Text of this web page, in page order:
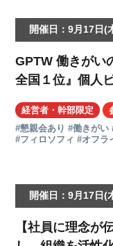
開催日：9月17日(
GPTW 働きがい
全国１位』個人
経営者・幹部限定
#懇親会あり #働きがい
#フィロソフィ #オフラ
開催日：9月17日(
【社員に理念が